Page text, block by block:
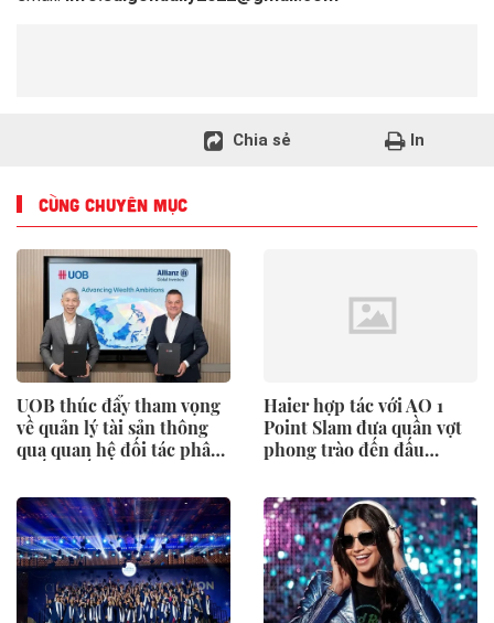
Chia sẻ In
CÙNG CHUYÊN MỤC
UOB thúc đẩy tham vọng
về quản lý tài sản thông
qua quan hệ đối tác phân
Allianz Global Investors
Haier hợp tác với AO 1
Point Slam đưa quần vợt
phong trào đến đấu